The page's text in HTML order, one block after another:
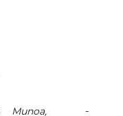
Munoa, -